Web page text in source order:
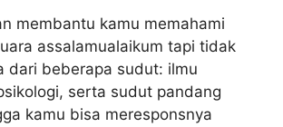
membantu kamu memahami
assalamualaikum tapi tidak
dari beberapa sudut: ilmu
serta sudut pandang
kamu bisa meresponsnya